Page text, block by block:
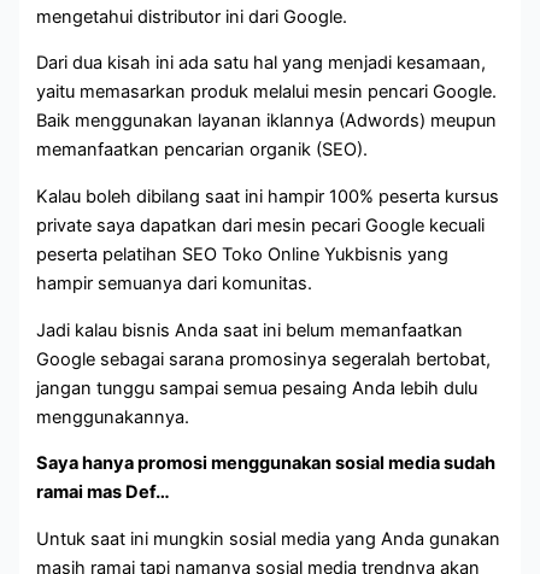
mengetahui distributor ini dari Google.
Dari dua kisah ini ada satu hal yang menjadi kesamaan,
yaitu memasarkan produk melalui mesin pencari Google.
Baik menggunakan layanan iklannya (Adwords) meupun
memanfaatkan pencarian organik (SEO).
Kalau boleh dibilang saat ini hampir 100% peserta kursus
private saya dapatkan dari mesin pecari Google kecuali
peserta pelatihan SEO Toko Online Yukbisnis yang
hampir semuanya dari komunitas.
Jadi kalau bisnis Anda saat ini belum memanfaatkan
Google sebagai sarana promosinya segeralah bertobat,
jangan tunggu sampai semua pesaing Anda lebih dulu
menggunakannya.
Saya hanya promosi menggunakan sosial media sudah
ramai mas Def…
Untuk saat ini mungkin sosial media yang Anda gunakan
masih ramai tapi namanya sosial media trendnya akan